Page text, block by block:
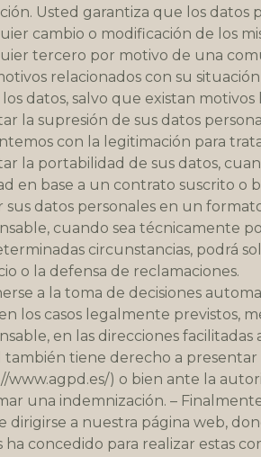
Usted garantiza que los datos
cambio o modificación de los
tercero por motivo de una
relacionados con su
datos, salvo que existan
la supresión de sus datos
con la legitimación para
la portabilidad de sus datos,
en base a un contrato suscrito o
sus datos personales en un
cuando sea técnicamente
circunstancias, podrá
o la defensa de reclamaciones.
a la toma de decisiones
los casos legalmente previstos,
en las direcciones
también tiene derecho a
www.agpd.es/) o bien ante la
una indemnización. –
dirigirse a nuestra página web,
ha concedido para realizar estas